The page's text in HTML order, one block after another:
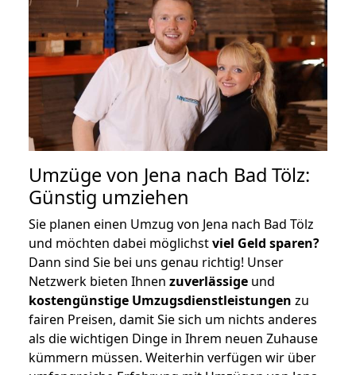
Umzüge von Jena nach Bad Tölz:
Günstig umziehen
Sie planen einen Umzug von Jena nach Bad Tölz
und möchten dabei möglichstviel Geld sparen?
Dann sind Sie bei uns genau richtig! Unser
Netzwerk bieten Ihnen zuverlässige und
kostengünstige Umzugsdienstleistungen zu
fairen Preisen, damit Sie sich um nichts anderes
als die wichtigen Dinge in Ihrem neuen Zuhause
kümmern müssen. Weiterhin verfügen wir über